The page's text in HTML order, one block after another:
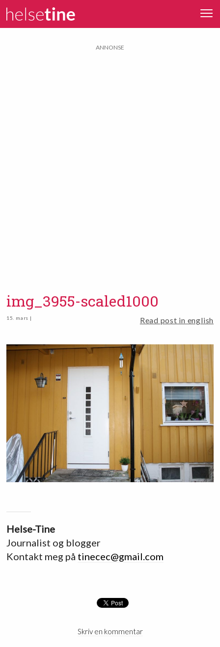
ANNONSE
img_3955-scaled1000
15. mars | Read post in english
Helse-Tine
Journalist og blogger
Kontakt meg på tinecec@gmail.com
Skriv en kommentar